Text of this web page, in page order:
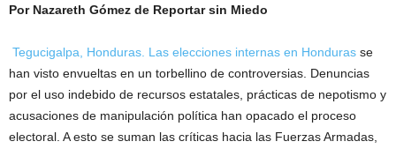
Por Nazareth Gómez de Reportar sin Miedo
Tegucigalpa, Honduras. Las elecciones internas en Honduras se
han visto envueltas en un torbellino de controversias. Denuncias
por el uso indebido de recursos estatales, prácticas de nepotismo y
acusaciones de manipulación política han opacado el proceso
electoral. A esto se suman las críticas hacia las Fuerzas Armadas,